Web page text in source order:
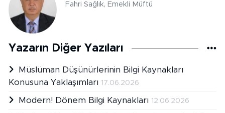
Fahri Sağlık, Emekli Müftü
Yazarın Diğer Yazıları
Müslüman Düşünürlerinin Bilgi Kaynakları
Konusuna Yaklaşımları 17.06.2026
Modern! Dönem Bilgi Kaynakları 12.06.2026